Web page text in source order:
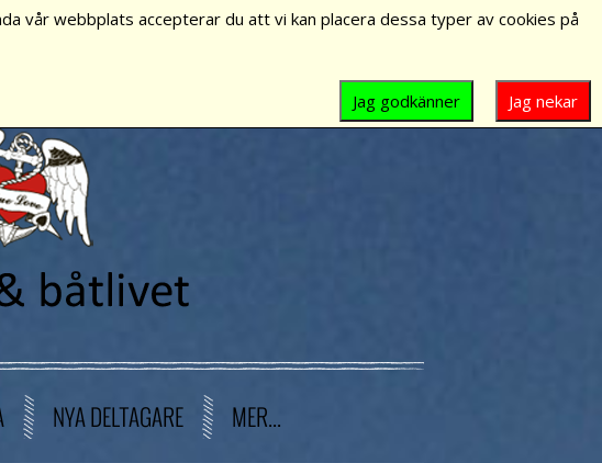
NYA DELTAGARE MER...
vår webbplats accepterar du att vi kan placera dessa typer av cookies på
Jag nekar
Jag godkänner